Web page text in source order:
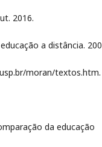
2016.
a distância.
moran/
da educação